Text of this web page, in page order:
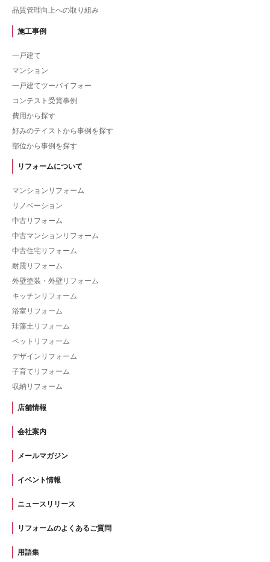
品質管理向上への取り組み
施工事例
一戸建て
マンション
一戸建てツーバイフォー
コンテスト受賞事例
費用から探す
好みのテイストから事例を探す
部位から事例を探す
リフォームについて
マンションリフォーム
リノベーション
中古リフォーム
中古マンションリフォーム
中古住宅リフォーム
耐震リフォーム
外壁塗装・外壁リフォーム
キッチンリフォーム
浴室リフォーム
珪藻土リフォーム
ペットリフォーム
デザインリフォーム
子育てリフォーム
収納リフォーム
店舗情報
会社案内
メールマガジン
イベント情報
ニュースリリース
リフォームのよくあるご質問
用語集